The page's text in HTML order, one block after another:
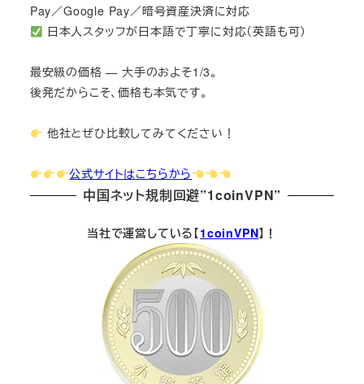
Pay／Google Pay／暗号資産決済に対応
日本人スタッフが日本語で丁寧に対応（英語も可）
最安級の価格 — 大手のおよそ1/3。
後発だからこそ、価格も本気です。
他社とぜひ比較してみてください！
公式サイトはこちらから
中国ネット規制回避”1coinVPN”
当社で運営している【1coinVPN】！